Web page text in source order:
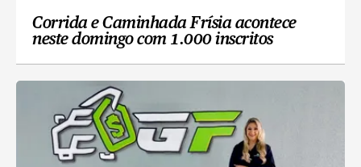
Corrida e Caminhada Frísia acontece
neste domingo com 1.000 inscritos